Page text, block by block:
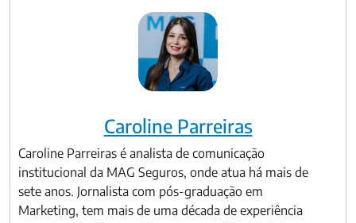
Caroline Parreiras
Caroline Parreiras é analista de comunicação
institucional da MAG Seguros, onde atua há mais de
sete anos. Jornalista com pós-graduação em
Marketing, tem mais de uma década de experiência